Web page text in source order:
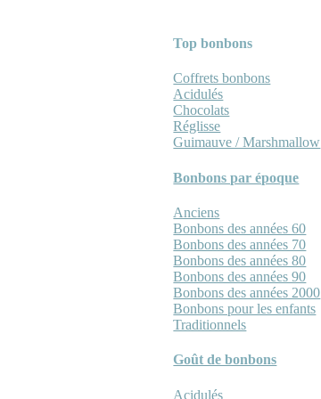
Top bonbons
Coffrets bonbons
Acidulés
Chocolats
Réglisse
Guimauve / Marshmallow
Bonbons par époque
Anciens
Bonbons des années 60
Bonbons des années 70
Bonbons des années 80
Bonbons des années 90
Bonbons des années 2000
Bonbons pour les enfants
Traditionnels
Goût de bonbons
Acidulés